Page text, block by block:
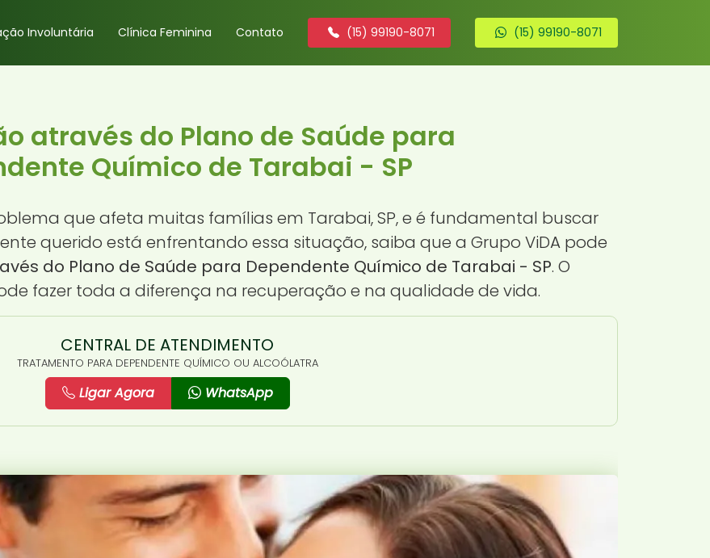
Involuntária Clínica Feminina Contato (15) 99190-8071 (15) 99190-8071
através do Plano de Saúde para
Químico de Tarabai - SP
que afeta muitas famílias em Tarabai, SP, e é fundamental buscar
querido está enfrentando essa situação, saiba que a Grupo ViDA pode
do Plano de Saúde para Dependente Químico de Tarabai - SP. O
fazer toda a diferença na recuperação e na qualidade de vida.
CENTRAL DE ATENDIMENTO
TRATAMENTO PARA DEPENDENTE QUÍMICO OU ALCOÓLATRA
Ligar Agora WhatsApp